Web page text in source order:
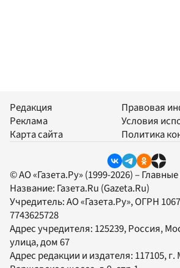
Редакция
Реклама
Карта сайта
Правовая
Условия
Политика
© АО «Газета.Ру» (1999-2026) –
Название: Газета.Ru (Gazeta.Ru)
Учредитель:АО «Газета.Ру», ОГРН
7743625728
Адрес учредителя: 125239, Россия,
улица, дом 67
Адрес редакции и издателя: 117105, г.